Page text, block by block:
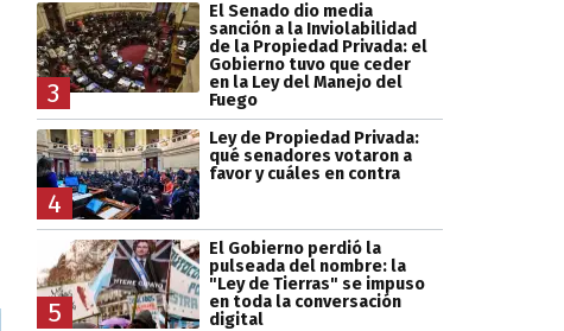
3
El Senado dio media
sanción a la Inviolabilidad
de la Propiedad Privada: el
Gobierno tuvo que ceder
en la Ley del Manejo del
Fuego
4
Ley de Propiedad Privada:
qué senadores votaron a
favor y cuáles en contra
5
El Gobierno perdió la
pulseada del nombre: la
"Ley de Tierras" se impuso
en toda la conversación
digital